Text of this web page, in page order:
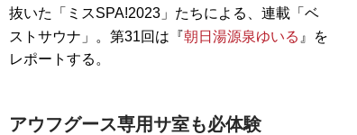
抜いた「ミスSPA!2023」たちによる、連載「ベ
ストサウナ」。第31回は『朝日湯源泉ゆいる 』を
レポートする。
アウフグース専用サ室も必体験